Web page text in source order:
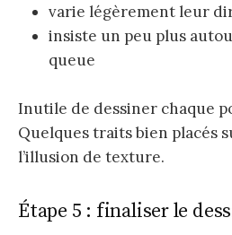
varie légèrement leur
insiste un peu plus
queue
Inutile de dessiner chaque
Quelques traits bien placés
l’illusion de texture.
Étape 5 : finaliser le